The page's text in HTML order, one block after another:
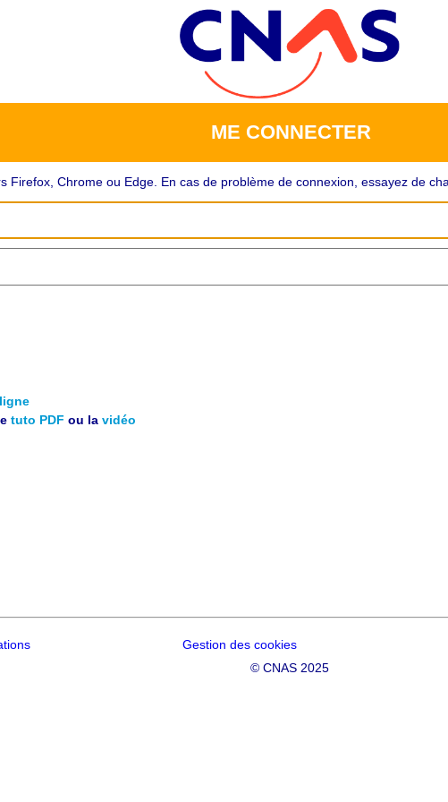
ME CONNECTER
Firefox, Chrome ou Edge. En cas de problème de connexion, essayez de
tuto PDF ou la vidéo
Gestion des cookies
© CNAS 2025